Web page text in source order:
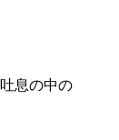
息の中の